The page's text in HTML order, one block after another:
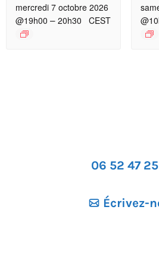
mercredi 7 octobre 2026
@19h00 –20h30 CEST
06 52 47
Écrivez-